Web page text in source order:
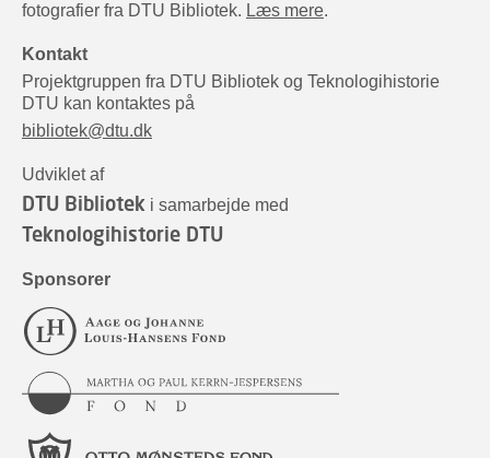
fotografier fra DTU Bibliotek. Læs mere.
Kontakt
Projektgruppen fra DTU Bibliotek og Teknologihistorie
DTU kan kontaktes på
bibliotek@dtu.dk
Udviklet af
DTU Bibliotek i samarbejde med
Teknologihistorie DTU
Sponsorer